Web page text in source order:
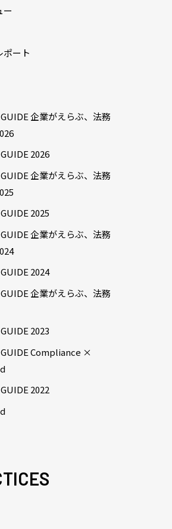
ー
ポート
GUIDE 企業がえらぶ、法務
2026
GUIDE 企業がえらぶ、法務
2025
GUIDE 企業がえらぶ、法務
2024
GUIDE 企業がえらぶ、法務
2023
GUIDE Compliance ×
2022